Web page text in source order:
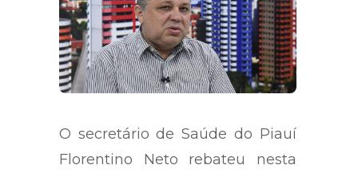
O secretário de Saúde do Piauí
Florentino Neto rebateu nesta